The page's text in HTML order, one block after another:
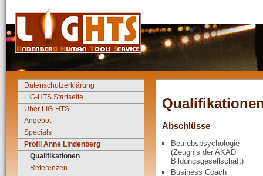
Datenschutzerklärung
LIG-HTS Startseite
Über LIG-HTS
Angebot
Specials
Profil Anne Lindenberg
Qualifikationen
Referenzen
Abschlüsse
Betriebspsychologie
(Zeugnis der AKAD
Bildungsgesellschaft)
Business Coach